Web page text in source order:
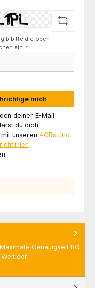
bitte die oben
ein.*
mich
deiner E-Mail-
du dich
unserenAGBs und
Genauigkeit BO
der